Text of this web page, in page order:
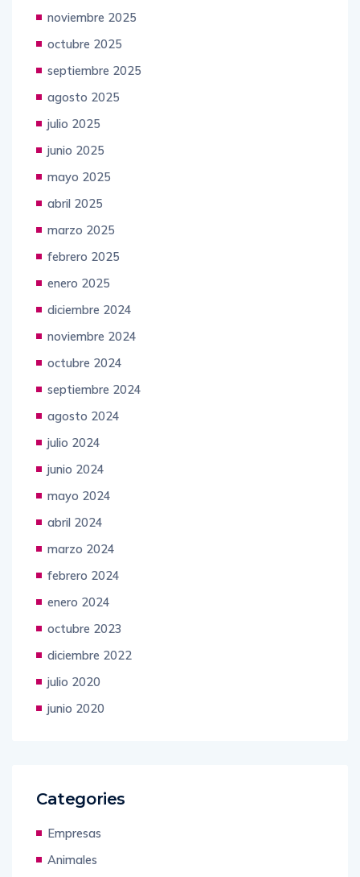
noviembre 2025
octubre 2025
septiembre 2025
agosto 2025
julio 2025
junio 2025
mayo 2025
abril 2025
marzo 2025
febrero 2025
enero 2025
diciembre 2024
noviembre 2024
octubre 2024
septiembre 2024
agosto 2024
julio 2024
junio 2024
mayo 2024
abril 2024
marzo 2024
febrero 2024
enero 2024
octubre 2023
diciembre 2022
julio 2020
junio 2020
Categories
Empresas
Animales